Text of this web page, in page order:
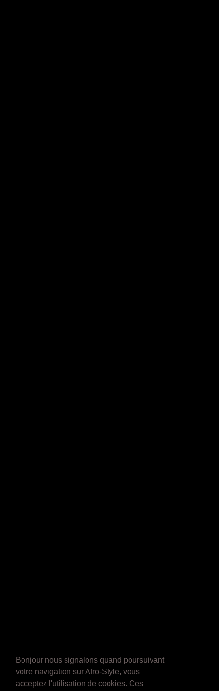
Bonjour nous signalons quand poursuivant
votre navigation sur Afro-Style, vous
acceptez l'utilisation de cookies. Ces